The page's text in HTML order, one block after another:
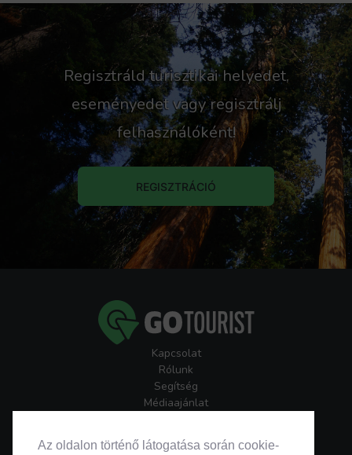
Az oldalon történő látogatása során cookie-
Regisztráld turisztikai helyedet,
eseményedet vagy regisztrálj
felhasználóként!
REGISZTRÁCIÓ
Kapcsolat
Rólunk
Segítség
Médiaajánlat
GoTourist Hírlevél